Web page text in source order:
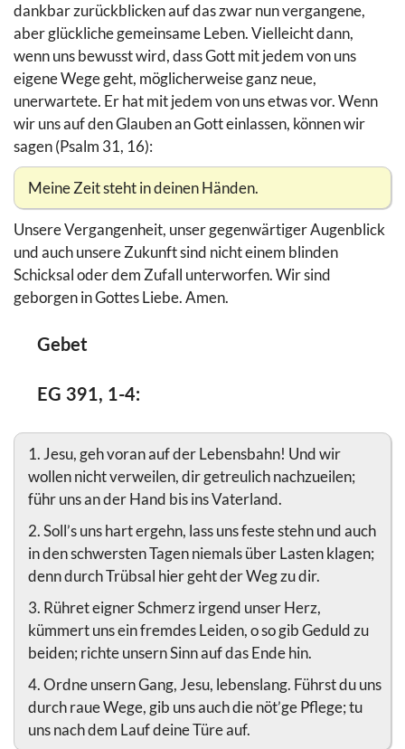
dankbar zurückblicken auf das zwar nun vergangene,
aber glückliche gemeinsame Leben. Vielleicht dann,
wenn uns bewusst wird, dass Gott mit jedem von uns
eigene Wege geht, möglicherweise ganz neue,
unerwartete. Er hat mit jedem von uns etwas vor. Wenn
wir uns auf den Glauben an Gott einlassen, können wir
sagen (Psalm 31, 16):
Meine Zeit steht in deinen Händen.
Unsere Vergangenheit, unser gegenwärtiger Augenblick
und auch unsere Zukunft sind nicht einem blinden
Schicksal oder dem Zufall unterworfen. Wir sind
geborgen in Gottes Liebe. Amen.
Gebet
EG 391, 1-4:
1. Jesu, geh voran auf der Lebensbahn! Und wir
wollen nicht verweilen, dir getreulich nachzueilen;
führ uns an der Hand bis ins Vaterland.
2. Soll’s uns hart ergehn, lass uns feste stehn und auch
in den schwersten Tagen niemals über Lasten klagen;
denn durch Trübsal hier geht der Weg zu dir.
3. Rühret eigner Schmerz irgend unser Herz,
kümmert uns ein fremdes Leiden, o so gib Geduld zu
beiden; richte unsern Sinn auf das Ende hin.
4. Ordne unsern Gang, Jesu, lebenslang. Führst du uns
durch raue Wege, gib uns auch die nöt’ge Pflege; tu
uns nach dem Lauf deine Türe auf.